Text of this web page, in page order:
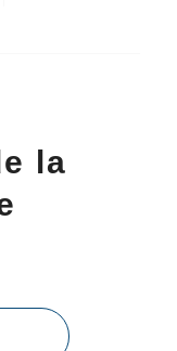
la